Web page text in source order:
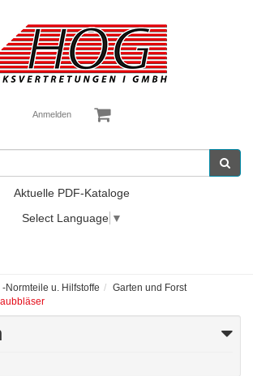
Anmelden
Aktuelle PDF-Kataloge
Select Language ▼
-Normteile u. Hilfstoffe
Garten und Forst